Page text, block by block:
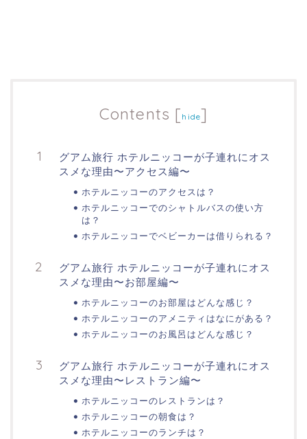
Contents [ hide]
グアム旅行 ホテルニッコーが子連れにオス
スメな理由〜アクセス編〜
ホテルニッコーのアクセスは？
ホテルニッコーでのシャトルバスの使い方
は？
ホテルニッコーでベビーカーは借りられる？
グアム旅行 ホテルニッコーが子連れにオス
スメな理由〜お部屋編〜
ホテルニッコーのお部屋はどんな感じ？
ホテルニッコーのアメニティはなにがある？
ホテルニッコーのお風呂はどんな感じ？
グアム旅行 ホテルニッコーが子連れにオス
スメな理由〜レストラン編〜
ホテルニッコーのレストランは？
ホテルニッコーの朝食は？
ホテルニッコーのランチは？